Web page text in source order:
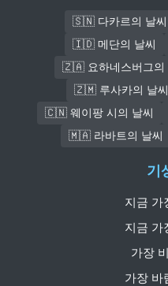
🇸🇳 다카르의 날씨
🇮🇩 메단의 날씨
🇿🇦 요하네스버그의
🇿🇲 루사카의 날씨
🇨🇳 웨이팡 시의 날씨
🇲🇦 라바트의 날씨
기
지금 가
지금 가
가장
가장 바